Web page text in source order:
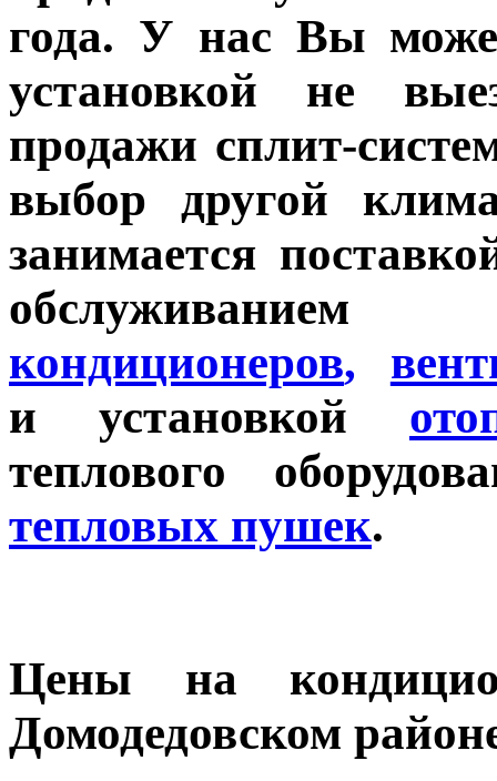
года. У нас Вы
установкой не
продажи сплит-
выбор другой
занимается
кондиционеров,
и установкой
теплового
тепловых пушек.
Цены на
Домодедовском